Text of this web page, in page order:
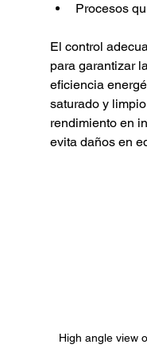
Procesos
El control
para garantizar
eficiencia
saturado y
rendimiento en
evita daños en
High angle view